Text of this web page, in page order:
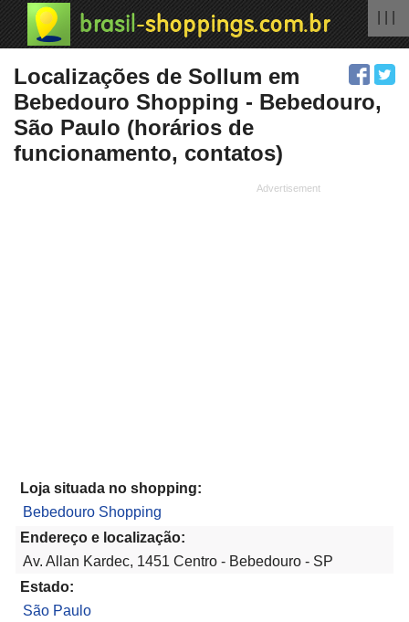
Localizações de Sollum em
Bebedouro Shopping - Bebedouro,
São Paulo (horários de
funcionamento, contatos)
Loja situada no shopping:
Bebedouro Shopping
Endereço e localização:
Av. Allan Kardec, 1451 Centro - Bebedouro - SP
Estado:
São Paulo